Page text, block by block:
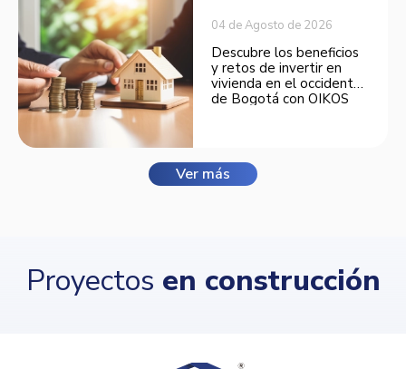
04 de Agosto de 2026
Descubre los beneficios
y retos de invertir en
vivienda en el occidente
de Bogotá con OIKOS
Ver más
Proyectos en construcción